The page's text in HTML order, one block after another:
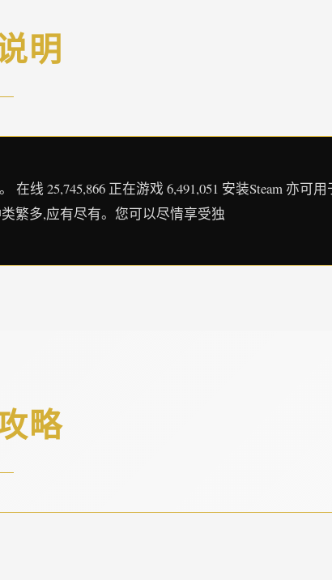
明
线 25,745,866 正在游戏 6,491,051 安装Steam 亦可
繁多,应有尽有。您可以尽情享受独
略